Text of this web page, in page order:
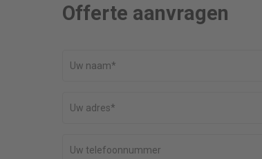
Offerte aanvragen